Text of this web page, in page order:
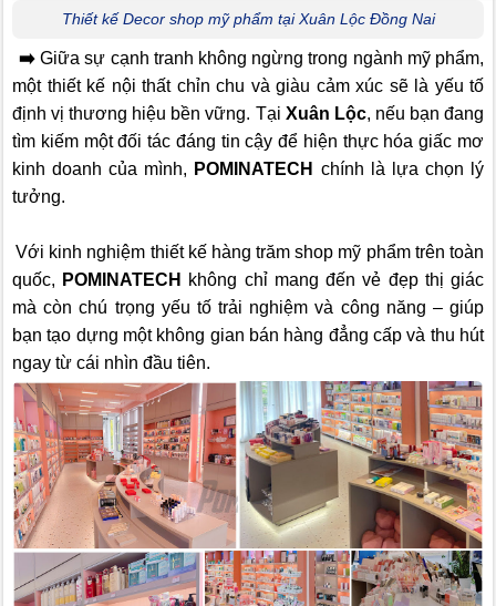
Thiết kế Decor shop mỹ phẩm tại Xuân Lộc Đồng Nai
➡️Giữa sự cạnh tranh không ngừng trong ngành mỹ phẩm,
một thiết kế nội thất chỉn chu và giàu cảm xúc sẽ là yếu tố
định vị thương hiệu bền vững. Tại Xuân Lộc, nếu bạn đang
tìm kiếm một đối tác đáng tin cậy để hiện thực hóa giấc mơ
kinh doanh của mình, POMINATECH chính là lựa chọn lý
tưởng.
Với kinh nghiệm thiết kế hàng trăm shop mỹ phẩm trên toàn
quốc, POMINATECH
không chỉ mang đến vẻ đẹp thị giác
mà còn chú trọng yếu tố trải nghiệm và công năng – giúp
bạn tạo dựng một không gian bán hàng đẳng cấp và thu hút
ngay từ cái nhìn đầu tiên.